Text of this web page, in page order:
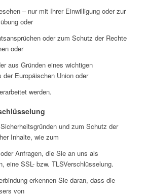
– nur mit Ihrer Einwilligung oder zur
oder
oder zum Schutz der Rechte
oder
aus Gründen eines wichtigen
Europäischen Union oder
werden.
und zum Schutz der
Inhalte, wie zum
Anfragen, die Sie an uns als
eine SSL- bzw. TLSVerschlüsselung.
erkennen Sie daran, dass die
von